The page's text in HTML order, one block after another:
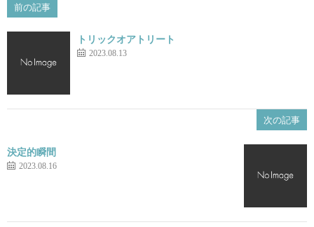
前の記事
トリックオアトリート
2023.08.13
次の記事
決定的瞬間
2023.08.16